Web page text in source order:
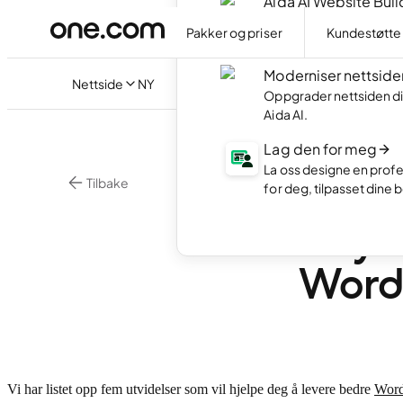
Pakker og priser Kundestøtte
Nettside NY
AI.
Moderniser
Oppgrader nettsiden
Aida AI.
Lag den for meg
La oss designe en
for deg, tilpasset dine
Tilbake
Vi har listet opp fem utvidelser som vil hjelpe deg å levere bedre